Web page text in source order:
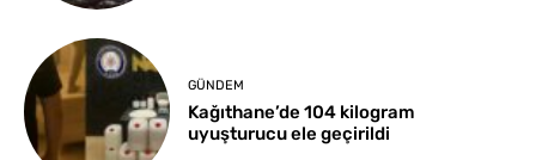
GÜNDEM
Kağıthane’de 104 kilogram
uyuşturucu ele geçirildi